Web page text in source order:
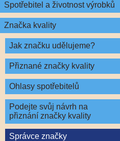
Spotřebitel a životnost výrobků
Značka kvality
Jak značku udělujeme?
Přiznané značky kvality
Ohlasy spotřebitelů
Podejte svůj návrh na
přiznání značky kvality
Správce značky